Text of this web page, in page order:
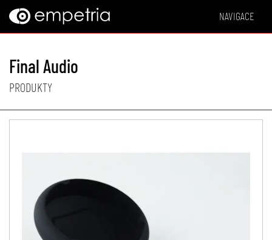
NAVIGACE
Final Audio
PRODUKTY